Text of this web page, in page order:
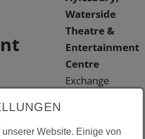
Waterside
Theatre &
Entertainment
Centre
Exchange
Aylesbury
Website. Einige von